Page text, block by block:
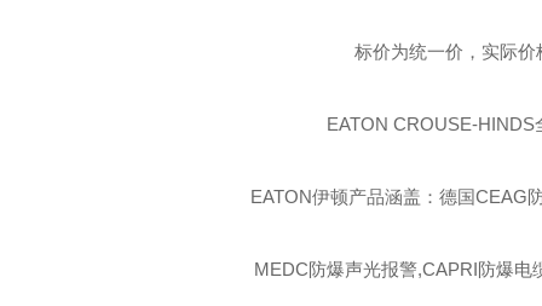
标价为统一价，实际
EATON CROUSE-HINDS
EATON伊顿产品涵盖：德国CEAG
MEDC防爆声光报警,CAPRI防爆